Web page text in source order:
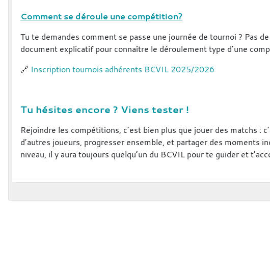
Comment se déroule une compétition?
Tu te demandes comment se passe une journée de tournoi ? Pas
document explicatif pour connaître le déroulement type d’une
🔗 Inscription tournois adhérents BCVIL 2025/2026
Tu hésites encore ? Viens tester !
Rejoindre les compétitions, c’est bien plus que jouer des matchs :
d’autres joueurs, progresser ensemble, et partager des moments
niveau, il y aura toujours quelqu’un du BCVIL pour te guider et